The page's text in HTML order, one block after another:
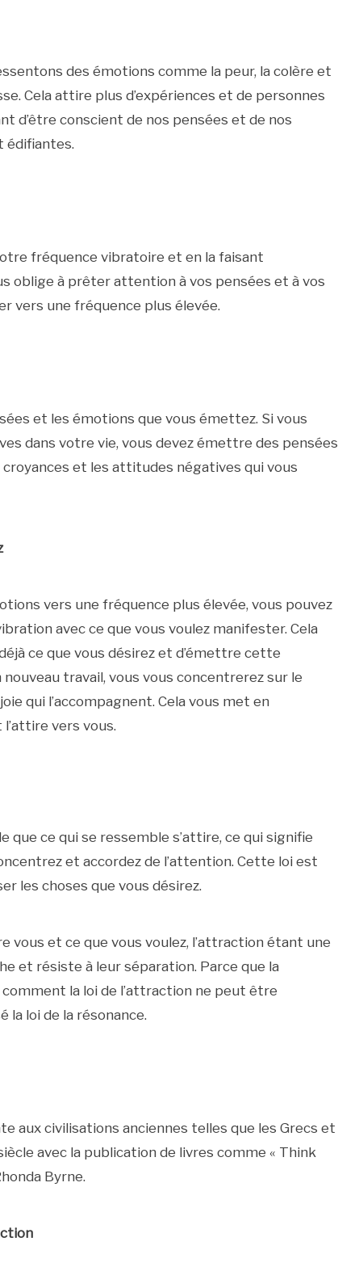
des émotions comme la peur, la colère et
Cela attire plus d’expériences et de personnes
d’être conscient de nos pensées et de nos
édifiantes.
fréquence vibratoire et en la faisant
oblige à prêter attention à vos pensées et à vos
vers une fréquence plus élevée.
et les émotions que vous émettez. Si vous
dans votre vie, vous devez émettre des pensées
et les attitudes négatives qui vous
vers une fréquence plus élevée, vous pouvez
avec ce que vous voulez manifester. Cela
ce que vous désirez et d’émettre cette
travail, vous vous concentrerez sur le
qui l’accompagnent. Cela vous met en
vers vous.
ce qui se ressemble s’attire, ce qui signifie
et accordez de l’attention. Cette loi est
les choses que vous désirez.
vous et ce que vous voulez, l’attraction étant une
et résiste à leur séparation. Parce que la
la loi de l’attraction ne peut être
la loi de la résonance.
aux civilisations anciennes telles que les Grecs et
avec la publication de livres comme « Think
Byrne.